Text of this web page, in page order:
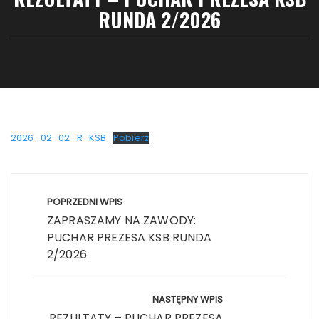
RUNDA 2/2026
2026_02_02_R_KSB Pobierz
wpisuPOPRZEDNI WPIS
ZAPRASZAMY NA ZAWODY:
PUCHAR PREZESA KSB RUNDA
2/2026
NASTĘPNY WPIS